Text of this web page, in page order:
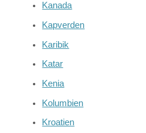
Kanada
Kapverden
Karibik
Katar
Kenia
Kolumbien
Kroatien